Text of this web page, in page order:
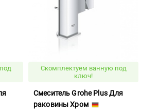
Скомплектуем ванную под
ключ!
Смеситель Grohe Plus Для
раковины Хром